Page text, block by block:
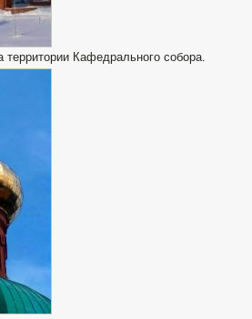
территории Кафедрального собора.